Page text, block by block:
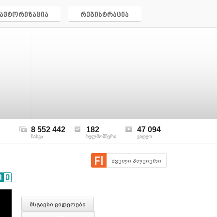
ავტორიზაცია რეგისტრაცია
8 552 442
ნახვა
182
ხელმომწერი
47 094
ვიდეო
ძველი პლეიერი
მსგავსი ვიდეოები